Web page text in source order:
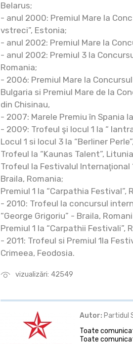
vizualizări: 42549
Belarus;
- anul 2000: Premiul Mare la
vstreci”, Estonia;
- anul 2002: Premiul Mare la
- anul 2002: Premiul 3 la
Romania;
- 2006: Premiul Mare la
Bulgaria si Premiul Mare de la
din Chisinau,
- 2007: Marele Premiu în Spania la
- 2009: Trofeul şi locul 1 la “
Locul 1 si locul 3 la “Berliner
Trofeul la “Kaunas Talent”,
Trofeul la Festivalul Internaţional
Braila, Romania;
Premiul 1 la “Carpathia Festival”,
- 2010: Trofeul la concursul
“George Grigoriu” - Braila,
Premiul 1 la “Carpathii Festivali”,
- 2011: Trofeul si Premiul 1la
Crimeea, Feodosia.
Autor: Partidul
Toate
Toate